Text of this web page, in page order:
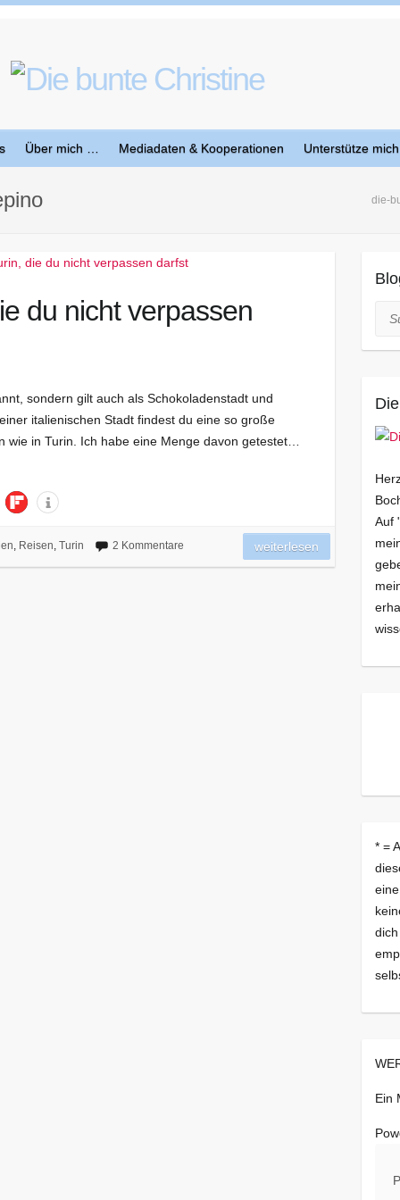
Über mich … Mediadaten & Kooperationen Unterstütze mich
die-
du nicht verpassen
sondern gilt auch als Schokoladenstadt und
italienischen Stadt findest du eine so große
wie in Turin. Ich habe eine Menge davon getestet…
, Reisen, Turin 2 Kommentare weiterlesen
Auf
* =
Ein